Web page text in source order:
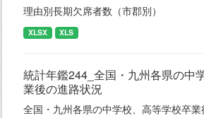
理由別長期欠席者数（市郡別）
XLSX XLS
統計年鑑244_全国・九州各県の中
業後の進路状況
全国・九州各県の中学校、高等学校卒